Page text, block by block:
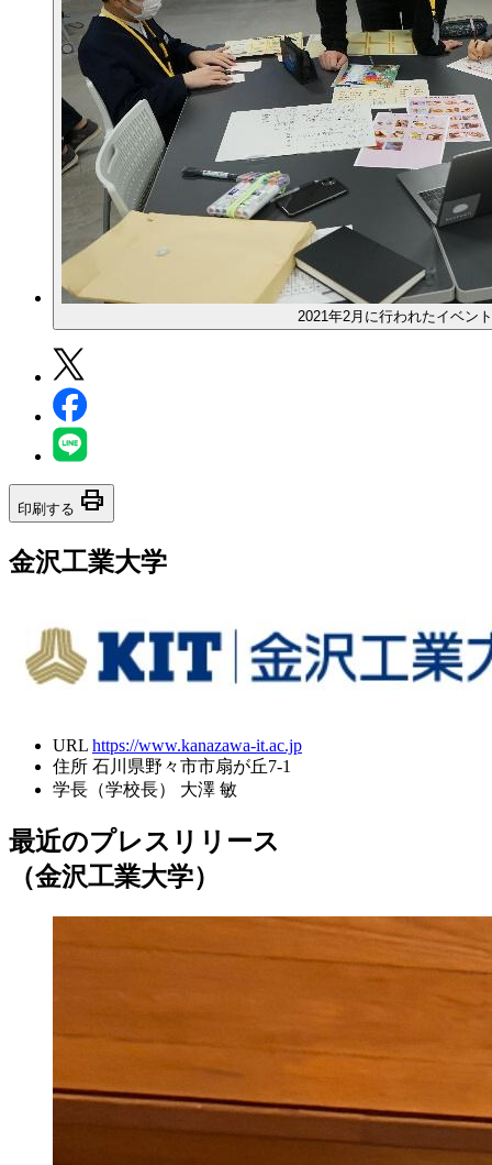
2021年2月に行われたイベン
印刷する print
金沢工業大学
URL https://www.kanazawa-it.ac.jp
住所 石川県野々市市扇が丘7-1
学長（学校長）
大澤 敏
最近のプレスリリース
（金沢工業大学）